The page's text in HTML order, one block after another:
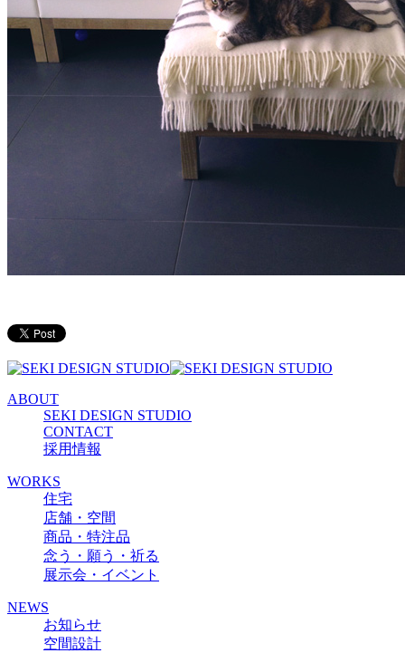
ABOUT
SEKI DESIGN STUDIO
CONTACT
採用情報
WORKS
住宅
店舗・空間
商品・特注品
念う・願う・祈る
展示会・イベント
NEWS
お知らせ
空間設計